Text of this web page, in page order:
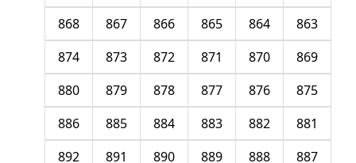
863
864
865
866
867
868
869
870
871
872
873
874
875
876
877
878
879
880
881
882
883
884
885
886
887
888
889
890
891
892